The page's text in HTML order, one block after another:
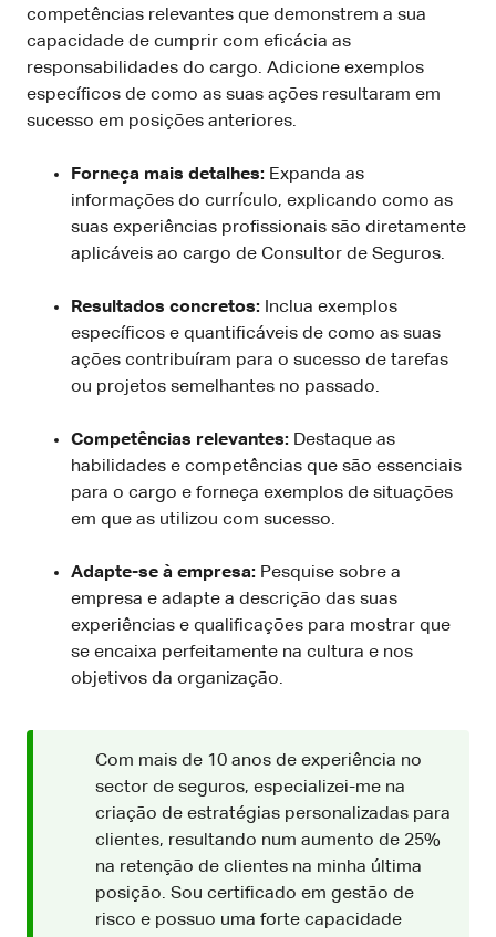
competências relevantes que demonstrem a sua
capacidade de cumprir com eficácia as
responsabilidades do cargo. Adicione exemplos
específicos de como as suas ações resultaram em
sucesso em posições anteriores.
Forneça mais detalhes: Expanda as
informações do currículo, explicando como as
suas experiências profissionais são diretamente
aplicáveis ao cargo de Consultor de Seguros.
Resultados concretos: Inclua exemplos
específicos e quantificáveis de como as suas
ações contribuíram para o sucesso de tarefas
ou projetos semelhantes no passado.
Competências relevantes: Destaque as
habilidades e competências que são essenciais
para o cargo e forneça exemplos de situações
em que as utilizou com sucesso.
Adapte-se à empresa: Pesquise sobre a
empresa e adapte a descrição das suas
experiências e qualificações para mostrar que
se encaixa perfeitamente na cultura e nos
objetivos da organização.
Com mais de 10 anos de experiência no
sector de seguros, especializei-me na
criação de estratégias personalizadas para
clientes, resultando num aumento de 25%
na retenção de clientes na minha última
posição. Sou certificado em gestão de
risco e possuo uma forte capacidade